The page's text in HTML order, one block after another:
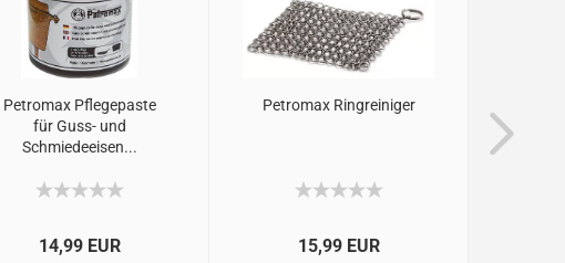
Petromax Pflegepaste
für Guss- und
Schmiedeeisen...
14,99 EUR
Petromax Ringreiniger
15,99 EUR